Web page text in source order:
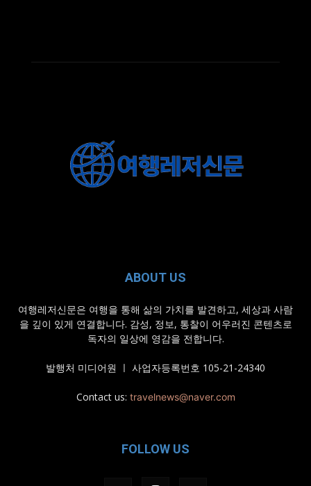
ABOUT US
여행레저신문은 여행을 통해 삶의 가치를 발견하고, 세상과 사람
을 깊이 있게 연결합니다. 감성, 정보, 통찰이 어우러진 콘텐츠로
독자의 일상에 영감을 전합니다.
발행처 미디어원 ㅣ 사업자등록번호 105-21-24340
Contact us: travelnews@naver.com
FOLLOW US